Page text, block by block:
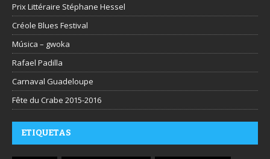
Prix Littéraire Stéphane Hessel
Créole Blues Festival
Música – gwoka
Rafael Padilla
Carnaval Guadeloupe
Fête du Crabe 2015-2016
ETIQUETAS